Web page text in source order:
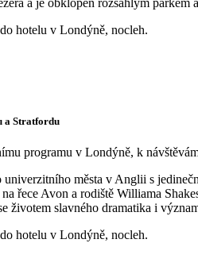
a je obklopen rozsáhlým
hotelu v Londýně, nocleh.
a Stratfordu
programu v Londýně, k
města v Anglii s
řece Avon a rodiště Williama
životem slavného dramatika i
hotelu v Londýně, nocleh.